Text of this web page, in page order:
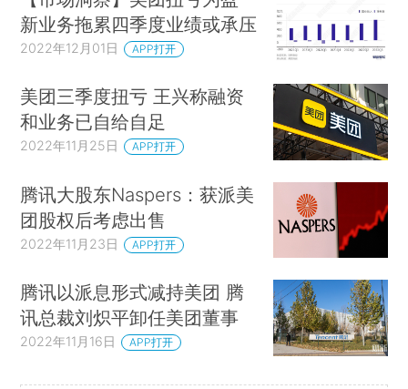
新业务拖累四季度业绩或承压
2022年12月01日 APP打开
美团三季度扭亏 王兴称融资
和业务已自给自足
2022年11月25日 APP打开
腾讯大股东Naspers：获派美
团股权后考虑出售
2022年11月23日 APP打开
腾讯以派息形式减持美团 腾
讯总裁刘炽平卸任美团董事
2022年11月16日 APP打开